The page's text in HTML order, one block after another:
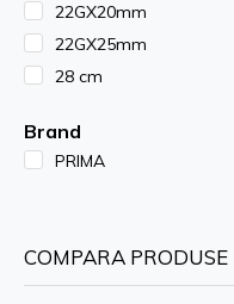
22GX20mm
22GX25mm
28 cm
Brand
PRIMA
COMPARA PRODUSE